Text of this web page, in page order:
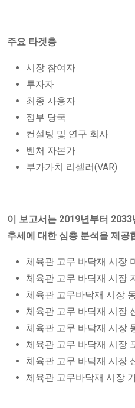
주요 타겟층
시장 참여자
투자자
최종 사용자
정부 당국
컨설팅 및 연구 회사
벤처 자본가
부가가치 리셀러(VAR)
이 보고서는 2019년부터
추세에 대한 심층 분석을 제공
체육관 고무 바닥재 시장
체육관 고무 바닥재 시장
체육관 고무바닥재 시장
체육관 고무 바닥재 시장
체육관 고무 바닥재 시장
체육관 고무 바닥재 시장
체육관 고무 바닥재 시장
체육관 고무바닥재 시장